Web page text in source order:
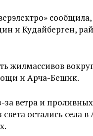
и Кудайберген,
жилмассивов
и Арча-Бешик.
за ветра и
света остались